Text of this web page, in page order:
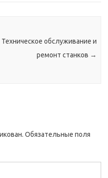
Техническое обслуживание и
ремонт станков →
Обязательные поля